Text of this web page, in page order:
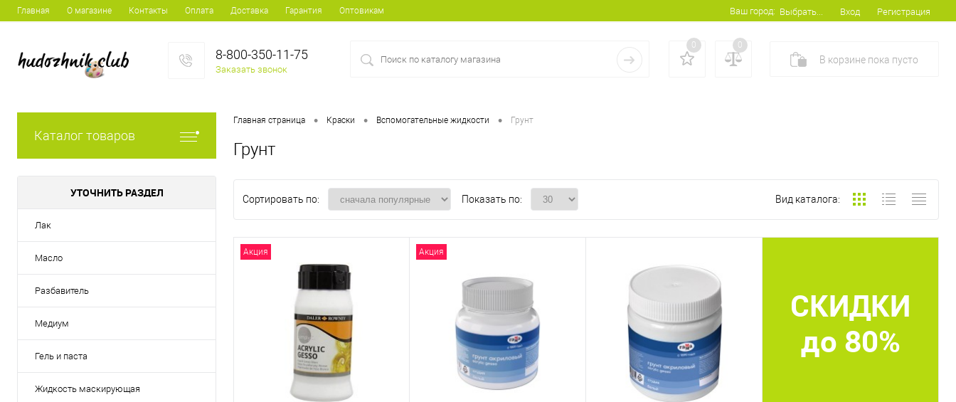
Главная О магазине Контакты Оплата Доставка Гарантия Оптовикам Ваш город: Выбрать... Вход Регистрация
8-800-350-11-75
Заказать звонок
0 0
В корзине пока пусто
Каталог товаров
УТОЧНИТЬ РАЗДЕЛ
Лак
Масло
Разбавитель
Медиум
Гель и паста
Жидкость маскирующая
Главная страница • Краски • Вспомогательные жидкости • Грунт
Грунт
Сортировать по: Показать по: Вид каталога:
Акция Акция
СКИДКИ
до 80%